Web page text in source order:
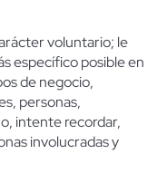
voluntario; le
específico posible en
de negocio,
personas,
intente recordar,
involucradas y